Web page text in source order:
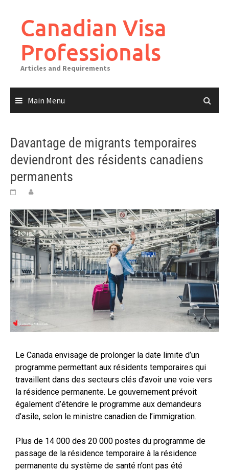
Canadian Visa
Professionals
Articles and Requirements
Main Menu
Davantage de migrants temporaires
deviendront des résidents canadiens
permanents
Le Canada envisage de prolonger la date limite d’un
programme permettant aux résidents temporaires qui
travaillent dans des secteurs clés d’avoir une voie vers
la résidence permanente. Le gouvernement prévoit
également d’étendre le programme aux demandeurs
d’asile, selon le ministre canadien de l’immigration.
Plus de 14 000 des 20 000 postes du programme de
passage de la résidence temporaire à la résidence
permanente du système de santé n’ont pas été